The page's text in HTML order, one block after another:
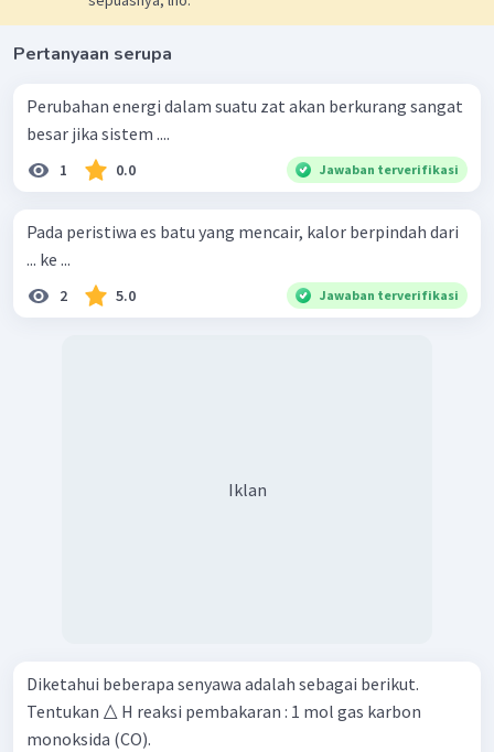
Pertanyaan serupa
Perubahan energi dalam suatu zat akan berkurang sangat
besar jika sistem ....
1 0.0 Jawaban terverifikasi
Pada peristiwa es batu yang mencair, kalor berpindah dari
... ke ...
2 5.0 Jawaban terverifikasi
Iklan
Diketahui beberapa senyawa adalah sebagai berikut.
Tentukan △ H reaksi pembakaran : 1 mol gas karbon
monoksida (CO). ​